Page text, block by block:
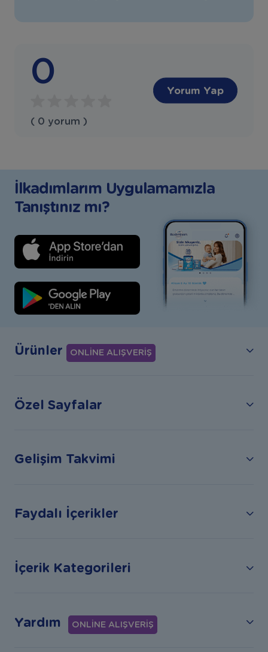
0
( 0 yorum )
Yorum Yap
İlkadımlarım Uygulamamızla
Tanıştınız mı?
Ürünler ONLİNE ALIŞVERİŞ
Özel Sayfalar
Gelişim Takvimi
Faydalı İçerikler
İçerik Kategorileri
Yardım ONLİNE ALIŞVERİŞ